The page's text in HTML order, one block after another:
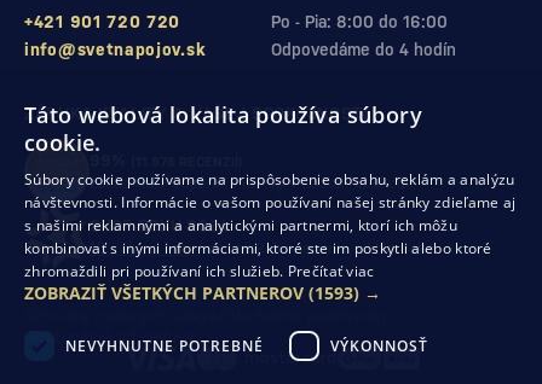
Po - Pia: 8:00 do 16:00
+421 901 720 720
Odpovedáme do 4 hodín
info@svetnapojov.sk
ZÁRUKA KVALITY A VAŠEJ SPOKOJNOSTI
zákazníkov odporúča nákup v našom obchode
SHOP ROKU 2024
10. rok po sebesme získali ocenenie od Heureka
Odstúpenie od zmluvy
Táto webová lokalita používa súbory
cookie.
Súbory cookie používame na prispôsobenie obsahu, reklám a analýzu
návštevnosti. Informácie o vašom používaní našej stránky zdieľame aj
s našimi reklamnými a analytickými partnermi, ktorí ich môžu
kombinovať s inými informáciami, ktoré ste im poskytli alebo ktoré
zhromaždili pri používaní ich služieb. Prečítať viac
ZOBRAZIŤ VŠETKÝCH PARTNEROV (1593) →
NEVYHNUTNE POTREBNÉ VÝKONNOSŤ